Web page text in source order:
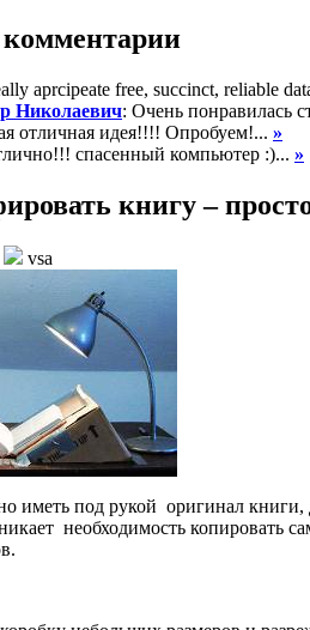
aprcipeate free, succinct, reliable
Николаевич: Очень понравилась
отличная идея!!!! Опробуем!... »
спасенный компьютер :)... »
книгу –
vsa
иметь под рукой оригинал
необходимость копировать